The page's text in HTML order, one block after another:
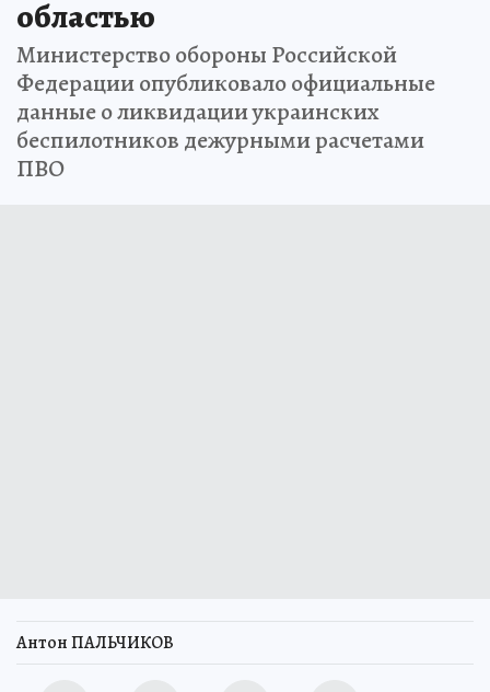
областью
Министерство обороны Российской
Федерации опубликовало официальные
данные о ликвидации украинских
беспилотников дежурными расчетами
ПВО
Антон ПАЛЬЧИКОВ